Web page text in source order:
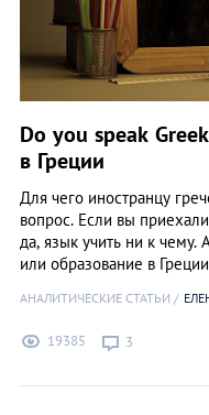
Do you speak
в Греции
Для чего иностранцу
вопрос. Если вы
да, язык учить ни к
или образование в
АНАЛИТИЧЕСКИЕ СТАТЬИ
19385 3